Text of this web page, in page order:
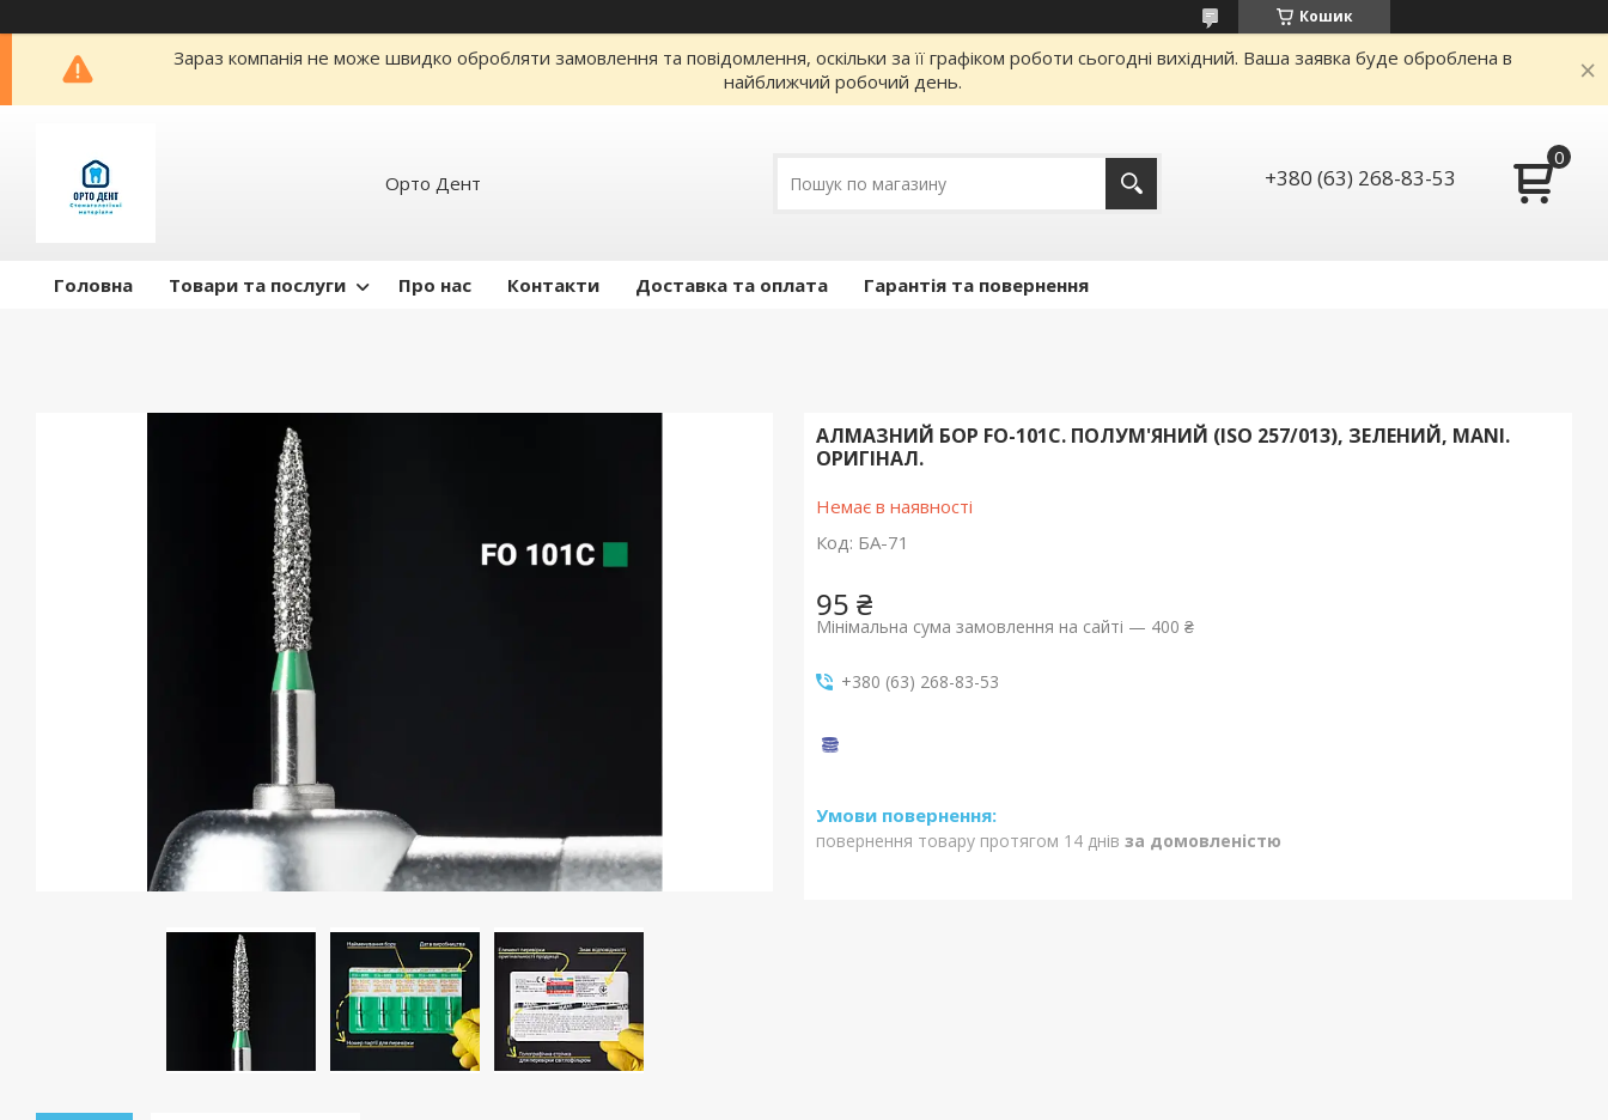
Кошик
Зараз компанія не може швидко обробляти замовлення та повідомлення, оскільки за її графіком роботи сьогодні вихідний. Ваша заявка буде оброблена в
найближчий робочий день.
Орто Дент +380 (63) 268-83-53
Головна Товари та послуги Про нас Контакти Доставка та оплата Гарантія та повернення
АЛМАЗНИЙ БОР FO-101C. ПОЛУМ'ЯНИЙ (ISO 257/013), ЗЕЛЕНИЙ, MANI.
ОРИГІНАЛ.
Немає в наявності
Код: БА-71
95 ₴
Мінімальна сума замовлення на сайті — 400 ₴
+380 (63) 268-83-53
повернення товару протягом 14 днів за домовленістю